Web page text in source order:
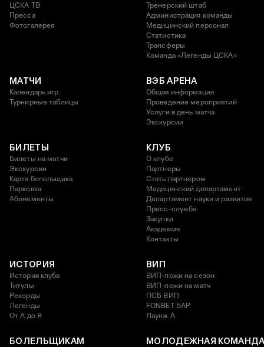
ЦСКА ТВ
Пресса
Фотогалерея
Тренерский штаб
Администрация команды
Медицинский персонал
Статистика
Трансферы
Команда «Легенды ЦСКА»
МАТЧИ
Календарь игр
Турнирные таблицы
ВЭБ АРЕНА
Общая информация
Проведение мероприятий
Услуги в день матча
Экскурсии
БИЛЕТЫ
Билеты на матчи
Экскурсии
Карта болельщика
Парковка
Абонементы
КЛУБ
О клубе
Партнеры
Стать партнером
Медицинский департамент
Департамент науки и развития
Пресс-служба
Закупки
Академия
Контакты
ИСТОРИЯ
История клуба
Титулы
Рекорды
Легенды
От А до Я
ВИП
ВИП-ложи на сезон
ВИП-ложи на матч
ПСБ ВИП
FONBET БАР
Лаунж A
БОЛЕЛЬЩИКАМ МОЛОДЕЖНАЯ